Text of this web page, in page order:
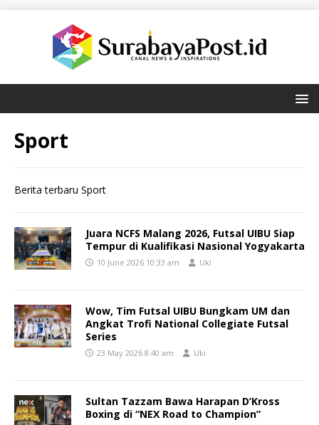
Sport
Berita terbaru Sport
Juara NCFS Malang 2026, Futsal UIBU Siap
Tempur di Kualifikasi Nasional Yogyakarta
10 June 2026 10:33 am Uki
Wow, Tim Futsal UIBU Bungkam UM dan
Angkat Trofi National Collegiate Futsal
Series
23 May 2026 8:40 am Uki
Sultan Tazzam Bawa Harapan D’Kross
Boxing di “NEX Road to Champion”